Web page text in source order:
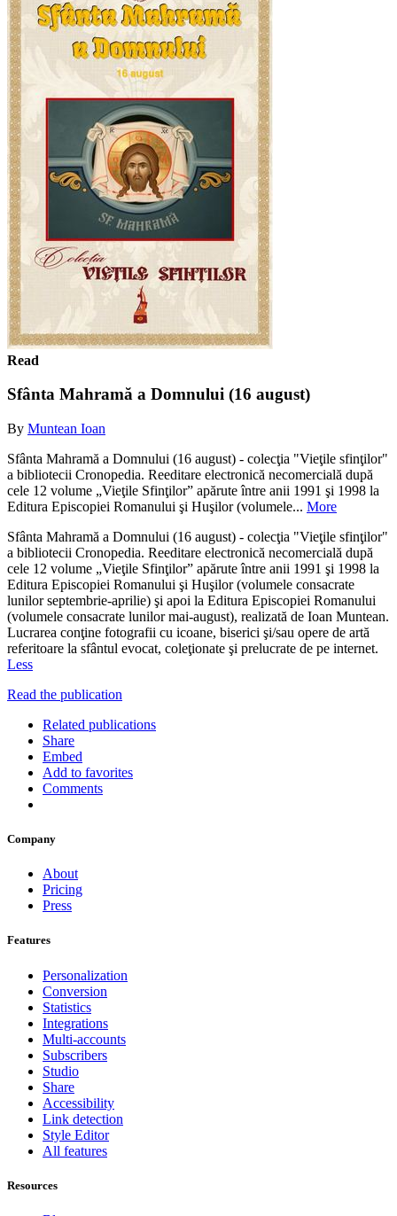
Read
Sfânta Mahramă a Domnului (16 august)
By Muntean Ioan
Sfânta Mahramă a Domnului (16 august) - colecţia "Vieţile sfinţilor"
a bibliotecii Cronopedia. Reeditare electronică necomercială după
cele 12 volume „Vieţile Sfinţilor” apărute între anii 1991 şi 1998 la
Editura Episcopiei Romanului şi Huşilor (volumele... More
Sfânta Mahramă a Domnului (16 august) - colecţia "Vieţile sfinţilor"
a bibliotecii Cronopedia. Reeditare electronică necomercială după
cele 12 volume „Vieţile Sfinţilor” apărute între anii 1991 şi 1998 la
Editura Episcopiei Romanului şi Huşilor (volumele consacrate
lunilor septembrie-aprilie) şi apoi la Editura Episcopiei Romanului
(volumele consacrate lunilor mai-august), realizată de Ioan Muntean.
Lucrarea conţine fotografii cu icoane, biserici şi/sau opere de artă
referitoare la sfântul evocat, coleţionate şi prelucrate de pe internet.
Less
Read the publication
Related publications
Share
Embed
Add to favorites
Comments
Company
About
Pricing
Press
Features
Personalization
Conversion
Statistics
Integrations
Multi-accounts
Subscribers
Studio
Share
Accessibility
Link detection
Style Editor
All features
Resources